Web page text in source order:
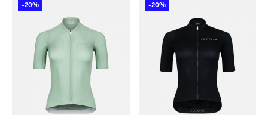
-20% -20%